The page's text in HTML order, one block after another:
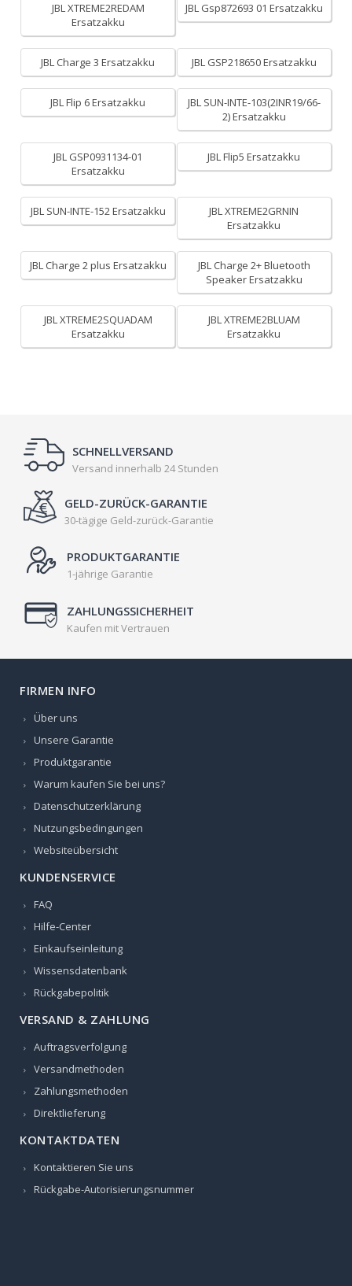
JBL XTREME2REDAM
Ersatzakku
JBL Gsp872693 01 Ersatzakku
JBL Charge 3 Ersatzakku JBL GSP218650 Ersatzakku
JBL Flip 6 Ersatzakku
JBL SUN-INTE-103(2INR19/66-
2) Ersatzakku
JBL GSP0931134-01
Ersatzakku
JBL Flip5 Ersatzakku
JBL SUN-INTE-152 Ersatzakku
JBL XTREME2GRNIN
Ersatzakku
JBL Charge 2 plus Ersatzakku
JBL Charge 2+ Bluetooth
Speaker Ersatzakku
JBL XTREME2SQUADAM
Ersatzakku
JBL XTREME2BLUAM
Ersatzakku
SCHNELLVERSAND
Versand innerhalb 24 Stunden
GELD-ZURÜCK-GARANTIE
30-tägige Geld-zurück-Garantie
PRODUKTGARANTIE
1-jährige Garantie
ZAHLUNGSSICHERHEIT
Kaufen mit Vertrauen
FIRMEN INFO
Über uns
Unsere Garantie
Produktgarantie
Warum kaufen Sie bei uns?
Datenschutzerklärung
Nutzungsbedingungen
Websiteübersicht
KUNDENSERVICE
FAQ
Hilfe-Center
Einkaufseinleitung
Wissensdatenbank
Rückgabepolitik
VERSAND & ZAHLUNG
Auftragsverfolgung
Versandmethoden
Zahlungsmethoden
Direktlieferung
KONTAKTDATEN
Kontaktieren Sie uns
Rückgabe-Autorisierungsnummer